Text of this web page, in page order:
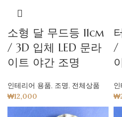
소형 달 무드등 11cm
/ 3D 입체 LED 문라
이트 야간 조명
인테리어 용품, 조명, 전체상품
₩12,000
/
₩